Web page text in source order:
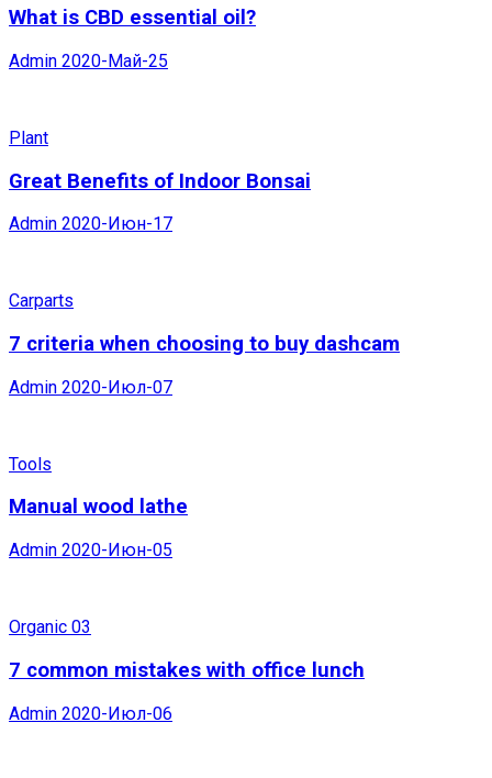
What is CBD essential oil?
Admin 2020-Май-25
Plant
Great Benefits of Indoor Bonsai
Admin 2020-Июн-17
Carparts
7 criteria when choosing to buy dashcam
Admin 2020-Июл-07
Tools
Manual wood lathe
Admin 2020-Июн-05
Organic 03
7 common mistakes with office lunch
Admin 2020-Июл-06